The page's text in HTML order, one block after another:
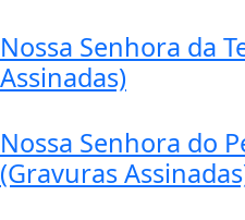
Nossa Senhora da
Assinadas)
Nossa Senhora do
(Gravuras